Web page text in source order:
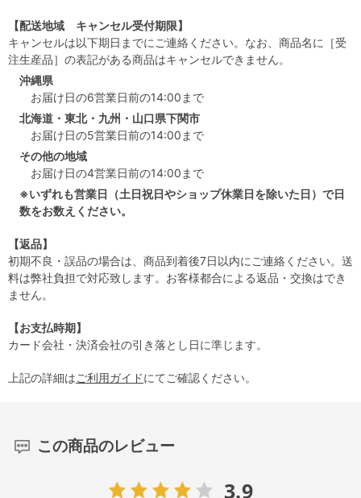
【配送地域 キャンセル受付期限】
キャンセルは以下期日までにご連絡ください。なお、商品名に［受
注生産品］の表記がある商品はキャンセルできません。
沖縄県
お届け日の6営業日前の14:00まで
北海道・東北・九州・山口県下関市
お届け日の5営業日前の14:00まで
その他の地域
お届け日の4営業日前の14:00まで
※いずれも営業日（土日祝日やショップ休業日を除いた日）で日
数をお数えください。
【返品】
初期不良・誤品の場合は、商品到着後7日以内にご連絡ください。送
料は弊社負担で対応致します。お客様都合による返品・交換はでき
ません。
【お支払時期】
カード会社・決済会社の引き落とし日に準じます。
上記の詳細はご利用ガイドにてご確認ください。
この商品のレビュー
3.9